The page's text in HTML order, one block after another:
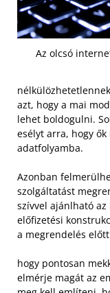
Az olcsó
azt, hogy a mai
lehet boldogulni.
esélyt arra, hogy
adatfolyamba.
Azonban
szolgáltatást
szívvel ajánlható
előfizetési
a megrendelés
hogy pontosan
elmérje magát az